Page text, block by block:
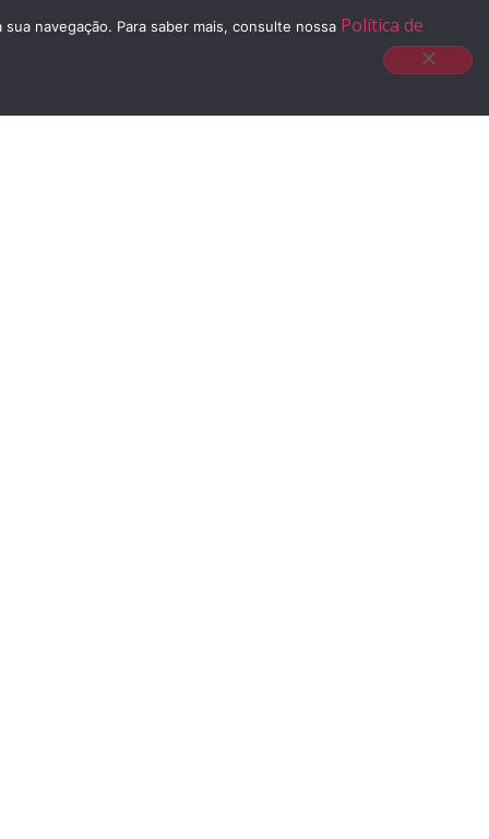
navegação. Para saber mais, consulte nossa Política de